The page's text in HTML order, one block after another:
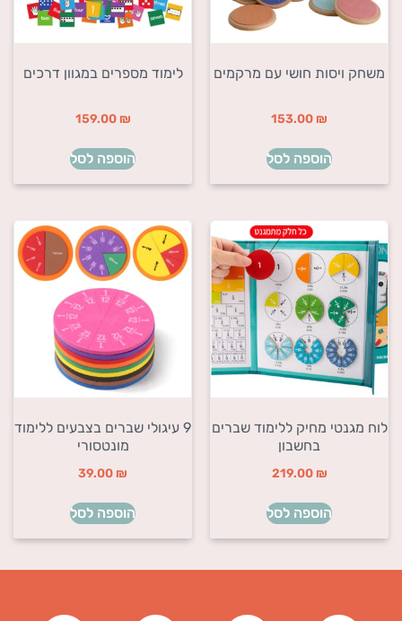
משחק ויסות חושי עם מרקמים
153.00 ₪
הוספה לסל
לימוד מספרים במגוון דרכים
159.00 ₪
הוספה לסל
לוח מגנטי מחיק ללימוד שברים
בחשבון
219.00 ₪
הוספה לסל
9 עיגולי שברים בצבעים ללימוד
מונטסורי
39.00 ₪
הוספה לסל